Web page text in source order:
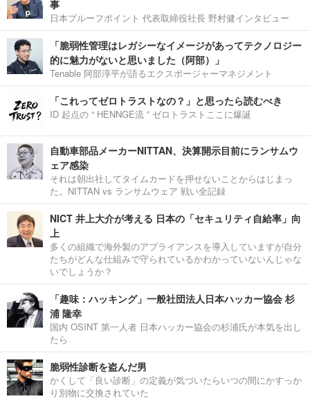
事
日本プルーフポイント 代表取締役社長 野村健インタビュー
「脆弱性管理はレガシーなイメージがあってテクノロジー
的に魅力がないと思いました（阿部）」
Tenable 阿部淳平が語るエクスポージャーマネジメント
「これってゼロトラストなの？」と思ったら読むべき
ID 起点の “ HENNGE流 ” ゼロトラストここに爆誕
自動車部品メーカーNITTAN、決算開示目前にランサムウ
ェア感染
それは朝出社してタイムカードを押せないことからはじまっ
た。NITTAN vs ランサムウェア 戦い全記録
NICT 井上大介が考える 日本の「セキュリティ自給率」向
上
多くの組織で海外製のアプライアンスを導入していますが自分
たちがどんな仕組みで守られているかわかっていないんじゃな
いでしょうか？
「趣味：ハッキング」一般社団法人日本ハッカー協会 杉
浦 隆幸
国内 OSINT 第一人者 日本ハッカー協会の杉浦氏が本気を出し
たら
脆弱性診断を盗んだ男
かくして「良い診断」の定義が気づいたらいつの間にかすっか
り別物に交換されていた